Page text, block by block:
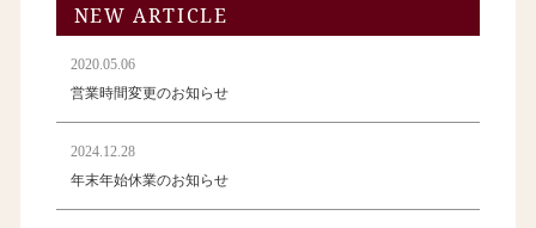
NEW ARTICLE
2020.05.06
営業時間変更のお知らせ
2024.12.28
年末年始休業のお知らせ